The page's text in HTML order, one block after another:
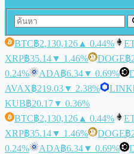
BTC฿2,130,126 ▲ 0.44%
XRP฿35.14▼ 1.46% DOGE฿
0.24%
ADA฿6.34▼ 0.69%
AVAX฿219.03▼ 2.38% LINK
KUB฿20.17▼ 0.36%
BTC฿2,130,126 ▲ 0.44%
XRP฿35.14▼ 1.46% DOGE฿
0.24%
ADA฿6.34▼ 0.69%